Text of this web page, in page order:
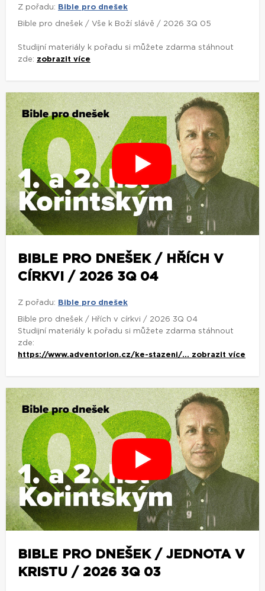
Z pořadu: Bible pro dnešek
Bible pro dnešek / Vše k Boží slávě / 2026 3Q 05
Studijní materiály k pořadu si můžete zdarma stáhnout
zde: zobrazit více
BIBLE PRO DNEŠEK / HŘÍCH V
CÍRKVI / 2026 3Q 04
Z pořadu: Bible pro dnešek
Bible pro dnešek / Hřích v církvi / 2026 3Q 04
Studijní materiály k pořadu si můžete zdarma stáhnout
zde:
https://www.adventorion.cz/ke-stazeni/... zobrazit více
BIBLE PRO DNEŠEK / JEDNOTA V
KRISTU / 2026 3Q 03